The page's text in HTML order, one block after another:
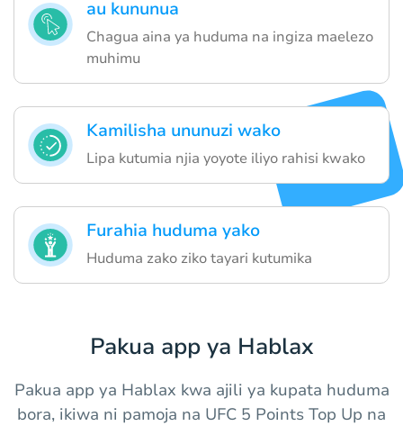
au kununua
Chagua aina ya huduma na ingiza maelezo
muhimu
Kamilisha ununuzi wako
Lipa kutumia njia yoyote iliyo rahisi kwako
Furahia huduma yako
Huduma zako ziko tayari kutumika
Pakua app ya Hablax
Pakua app ya Hablax kwa ajili ya kupata huduma
bora, ikiwa ni pamoja na UFC 5 Points Top Up na